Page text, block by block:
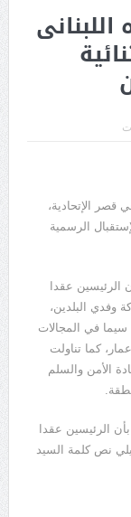
الإتحادية،
الرسمية
عقدا
وفدي البلدين،
سيما في المجالات
كما تناولت
الأمن والسلم
الرئيسين عقدا
يلي نص كلمة السيد